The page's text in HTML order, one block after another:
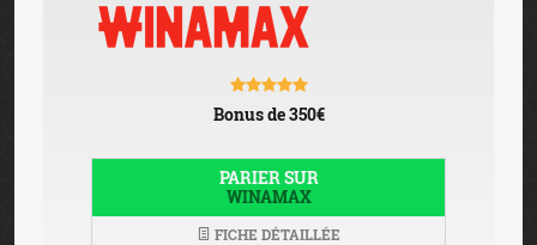
Bonus de 350€
PARIER SUR
WINAMAX
FICHE DÉTAILLÉE